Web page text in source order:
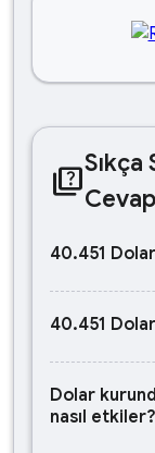
quizSıkça
40.451
40.451
Dolar
nasıl etkiler?